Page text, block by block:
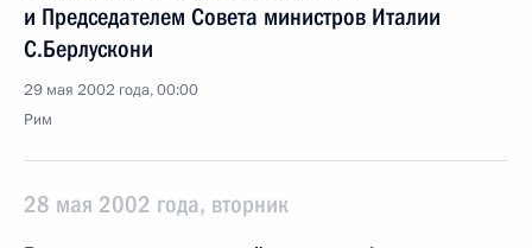
и Председателем Совета министров Италии
С.Берлускони
29 мая 2002 года, 00:00
Рим
28 мая 2002 года, вторник